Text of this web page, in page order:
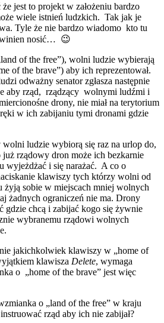
jest to projekt w założeniu bardzo
wiele istnień ludzkich. Tak jak je
Tyle że nie bardzo wiadomo kto tu
nosić… 😉
of the free”), wolni ludzie wybierają
of the brave”) aby ich reprezentował.
odważny senator zgłasza następnie
aby rząd, rządzący wolnymi ludźmi i
drony, nie miał na terytorium
w ich zabijaniu tymi dronami gdzie
ludzie wybiorą się raz na urlop do,
rządowy dron może ich bezkarnie
wyjeżdżać i się narażać. A co o
klawiszy tych którzy wolni od
żyją sobie w miejscach mniej wolnych
żadnych ograniczeń nie ma. Drony
gdzie chcą i zabijać kogo się żywnie
wybranemu rządowi wolnych
jakichkolwiek klawiszy w „home of
klawisza Delete, wymaga
o „home of the brave” jest więc
o „land of the free” w kraju
rząd aby ich nie zabijał?